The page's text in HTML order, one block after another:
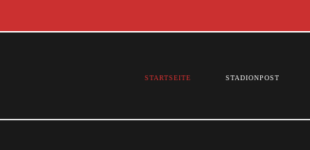
STARTSEITE STADIONPOST